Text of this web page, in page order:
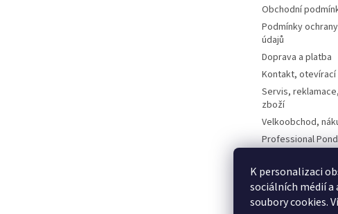
K personalizaci
sociálních médií a
soubory cookies.
Obchodní
Podmínky
údajů
Doprava a platba
Kontakt, otevírací
Servis,
zboží
Velkoobchod,
Professional Pond
Technologies
Dotazy a
Kontaktní formulář